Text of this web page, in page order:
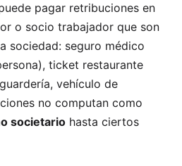
pagar retribuciones en
o socio trabajador que son
sociedad: seguro médico
ticket restaurante
vehículo de
no computan como
societario hasta ciertos